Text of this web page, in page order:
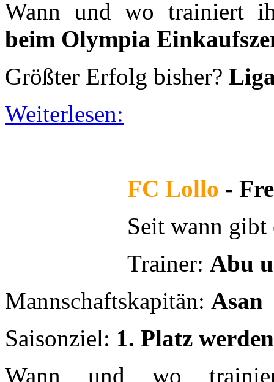
FC Lollo-
Seit wann gibt
1. Platz
Wann und wo
Glockenbachwerkstatt
Größter Erfolg bisher?
Weiterlesen: